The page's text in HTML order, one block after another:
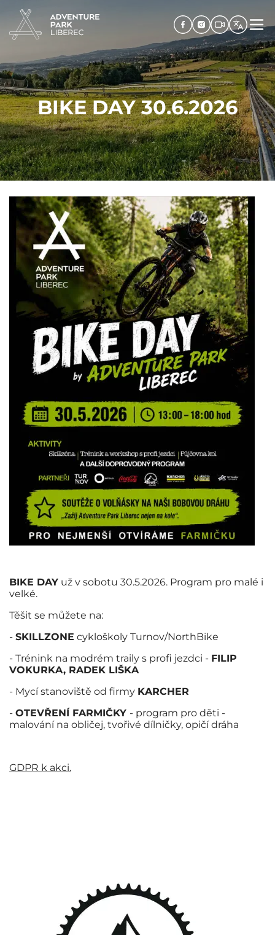
BIKE DAY 30.6.2026
BIKE DAY už v sobotu 30.5.2026. Program pro malé i
velké.
Těšit se můžete na:
- SKILLZONE cykloškoly Turnov/NorthBike
- Trénink na modrém traily s profi jezdci - FILIP
VOKURKA, RADEK LIŠKA
- Mycí stanoviště od firmy KARCHER
- OTEVŘENÍ FARMIČKY - program pro děti -
malování na obličej, tvořivé dílničky, opičí dráha
GDPR k akci.